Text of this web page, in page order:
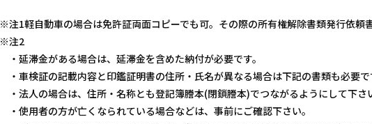
※注1軽自動車の場合は免許証両面コピーでも可。その際の所有権解除書類発行依頼
※注2
延滞金がある場合は、延滞金を含めた納付が必要です。
車検証の記載内容と印鑑証明書の住所・氏名が異なる場合は下記の書類も必要で
法人の場合は、住所・名称とも登記簿謄本(閉鎖謄本)でつながるようにして下さ
使用者の方が亡くなられている場合などは、事前にご確認下さい。